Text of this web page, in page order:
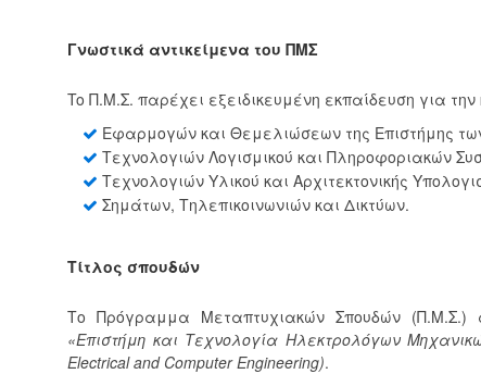
Γνωστικά αντικείμενα του ΠΜΣ
To Π.Μ.Σ. παρέχει εξειδικευμένη εκπαίδευση για
Εφαρμογών και Θεμελιώσεων της Επιστήμης
Τεχνολογιών Λογισμικού και Πληροφοριακών
Τεχνολογιών Υλικού και Αρχιτεκτονικής
Σημάτων, Τηλεπικοινωνιών και Δικτύων.
Τίτλος σπουδών
Το Πρόγραμμα Μεταπτυχιακών Σπουδών (Π.Μ.Σ.)
«Επιστήμη και Τεχνολογία Ηλεκτρολόγων
Electrical and Computer Engineering).